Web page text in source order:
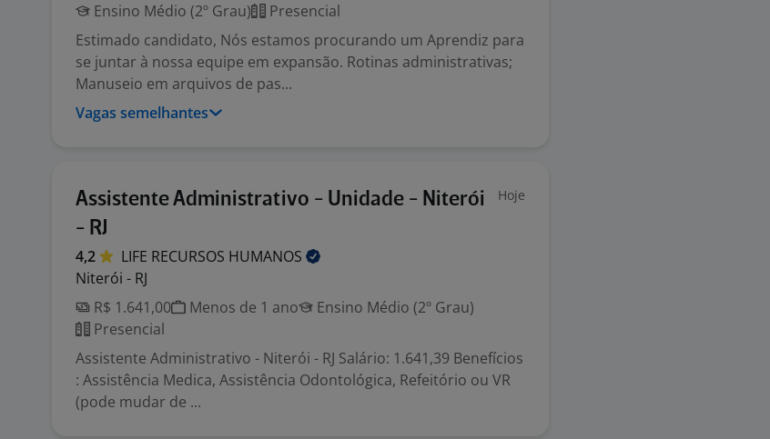
Ensino Médio (2º Grau)
Presencial
Estimado candidato, Nós estamos procurando um Aprendiz para
se juntar à nossa equipe em expansão. Rotinas administrativas;
Manuseio em arquivos de pas...
Vagas semelhantes
Assistente Administrativo - Unidade - Niterói
- RJ
Hoje
4,2 LIFE RECURSOS HUMANOS
Niterói - RJ
R$ 1.641,00
Menos de 1 ano
Ensino Médio (2º Grau)
Presencial
Assistente Administrativo - Niterói - RJ Salário: 1.641,39 Benefícios
: Assistência Medica, Assistência Odontológica, Refeitório ou VR
(pode mudar de ...